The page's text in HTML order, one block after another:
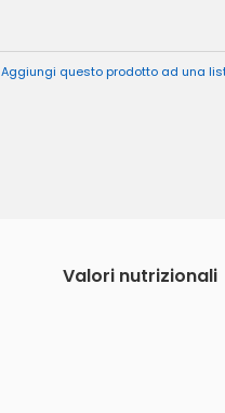
Aggiungi questo prodotto ad una
Valori nutrizionali